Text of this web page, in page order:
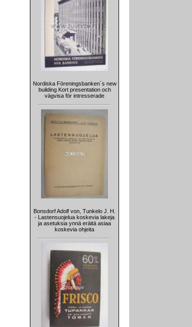
Nordiska Föreningsbanken´s new
building Kort presentation och
vägvisa för intresserade
Bonsdorf Adolf von, Tunkelo J. H.
- Lastensuojelua koskevia lakeja
ja asetuksia ynnä eräitä asiaa
koskevia ohjeita